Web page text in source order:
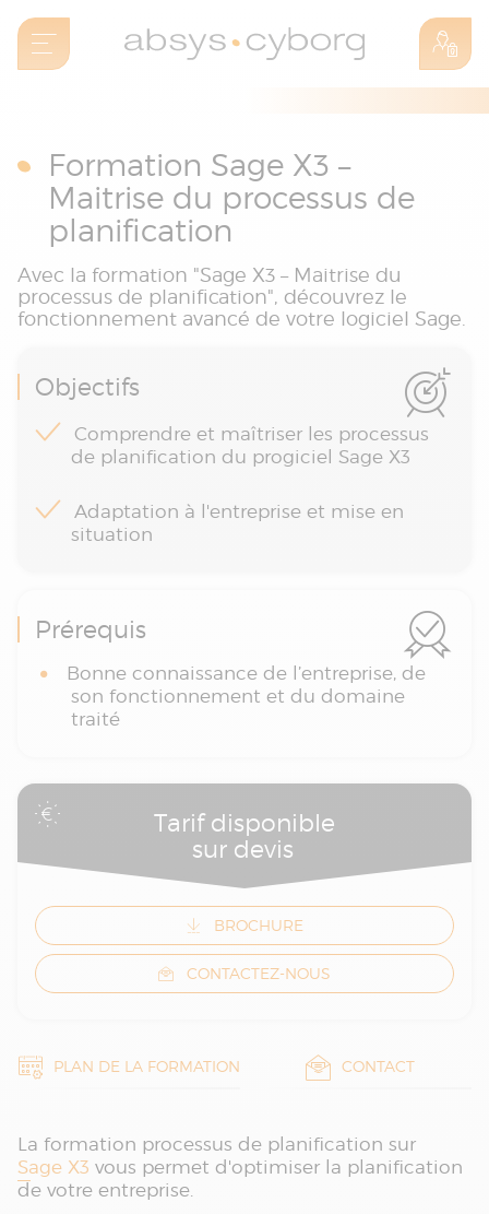
Formation Sage X3 –
Maitrise du processus de
planification
Avec la formation "Sage X3 – Maitrise du
processus de planification", découvrez le
fonctionnement avancé de votre logiciel Sage.
Objectifs
Comprendre et maîtriser les processus
de planification du progiciel Sage X3
Adaptation à l'entreprise et mise en
situation
Prérequis
Bonne connaissance de l’entreprise, de
son fonctionnement et du domaine
traité
Tarif disponible
sur devis
BROCHURE
CONTACTEZ-NOUS
PLAN DE LA FORMATION CONTACT
La formation processus de planification sur
Sage X3 vous permet d'optimiser la planification
de votre entreprise.